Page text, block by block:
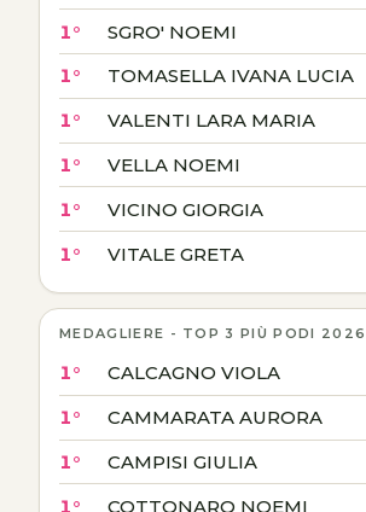
1° SGRO' NOEMI
1° TOMASELLA IVANA LUCIA
1° VALENTI LARA MARIA
1° VELLA NOEMI
1° VICINO GIORGIA
1° VITALE GRETA
MEDAGLIERE - TOP 3 PIÙ PODI 2026
1° CALCAGNO VIOLA
1° CAMMARATA AURORA
1° CAMPISI GIULIA
1° COTTONARO NOEMI